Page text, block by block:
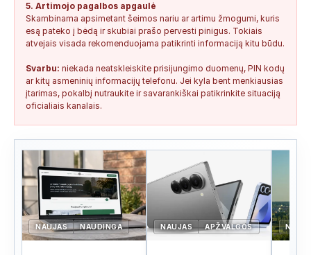
5. Artimojo pagalbos apgaulė
Skambinama apsimetant šeimos nariu ar artimu žmogumi, kuris
esą pateko į bėdą ir skubiai prašo pervesti pinigus. Tokiais
atvejais visada rekomenduojama patikrinti informaciją kitu būdu.
Svarbu: niekada neatskleiskite prisijungimo duomenų, PIN kodų
ar kitų asmeninių informacijų telefonu. Jei kyla bent menkiausias
įtarimas, pokalbį nutraukite ir savarankiškai patikrinkite situaciją
oficialiais kanalais.
NAUJAS NAUDINGA NAUJAS APŽVALGOS